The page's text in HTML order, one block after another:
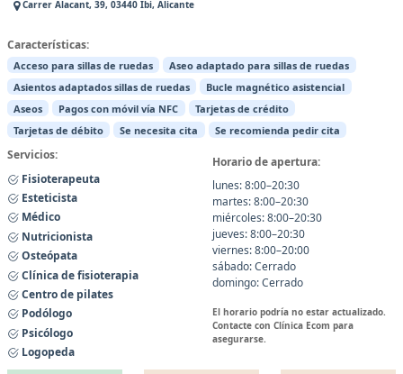
Carrer Alacant, 39, 03440 Ibi, Alicante
Características:
Acceso para sillas de ruedas
Aseo adaptado para sillas de ruedas
Asientos adaptados sillas de ruedas
Bucle magnético asistencial
Aseos
Pagos con móvil vía NFC
Tarjetas de crédito
Tarjetas de débito
Se necesita cita Se recomienda pedir cita
Servicios:
Fisioterapeuta
Esteticista
Médico
Nutricionista
Osteópata
Clínica de fisioterapia
Centro de pilates
Podólogo
Psicólogo
Logopeda
Horario de apertura:
lunes: 8:00–20:30
martes: 8:00–20:30
miércoles: 8:00–20:30
jueves: 8:00–20:30
viernes: 8:00–20:00
sábado: Cerrado
domingo: Cerrado
El horario podría no estar actualizado.
Contacte con Clínica Ecom para
asegurarse.